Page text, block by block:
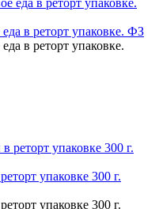
в реторт упаковке. ФЗ
в реторт упаковке.
упаковке 300 г.
упаковке 300 г.